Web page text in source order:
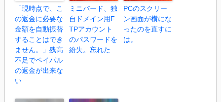
「現時点で、こ
の返金に必要な
金額を自動振替
することはでき
ません。」残高
不足でペイパル
の返金が出来な
い
ミニバード、独
自ドメイン用F
TPアカウント
のパスワードを
紛失。忘れた
PCのスクリー
ン画面が横にな
ったのを直すに
は。